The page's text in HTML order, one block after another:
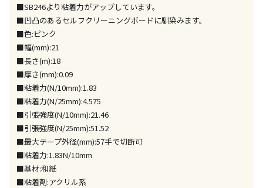
特定の店舗のみで受取ができる商品です（宅配便での
お届けができません）
※同時購入の商品は、全て同じ店舗での受取となりま
す
委託業者によりお届けする商品です
※ほか商品との同時購入はできません。お手数です
が、ご購入手続きを分けてお買い求めください
※支払い方法の代金引換は選択できません。
※電話注文はできません。
宅配のみでお届けする商品です（店舗受取は選択でき
ません）
※「宅配・店舗受取」「宅配のみ」マークの商品のみ
同時購入が可能です
■SB246より粘着力がアップしています。
■凹凸のあるセルフクリーニングボードに馴染みます。
■色:ピンク
■幅(mm):21
■長さ(m):18
■厚さ(mm):0.09
■粘着力(N/10mm):1.83
■粘着力(N/25mm):4.575
■引張強度(N/10mm):21.46
■引張強度(N/25mm):51.52
■最大テープ外径(mm):57手で切断可
■粘着力:1.83N/10mm
■基材:和紙
■粘着剤:アクリル系